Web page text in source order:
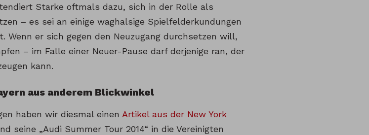
Starke oftmals dazu, sich in der Rolle als
– es sei an einige waghalsige Spielfelderkundungen
Wenn er sich gegen den Neuzugang durchsetzen will,
– im Falle einer Neuer-Pause darf derjenige ran, der
kann.
aus anderem Blickwinkel
haben wir diesmal einen Artikel aus der New York
seine „Audi Summer Tour 2014“ in die Vereinigten